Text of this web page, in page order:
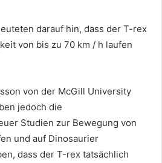
darauf hin, dass der T-rex
von bis zu 70 km / h laufen
von der McGill University
jedoch die
Studien zur Bewegung von
und auf Dinosaurier
dass der T-rex tatsächlich